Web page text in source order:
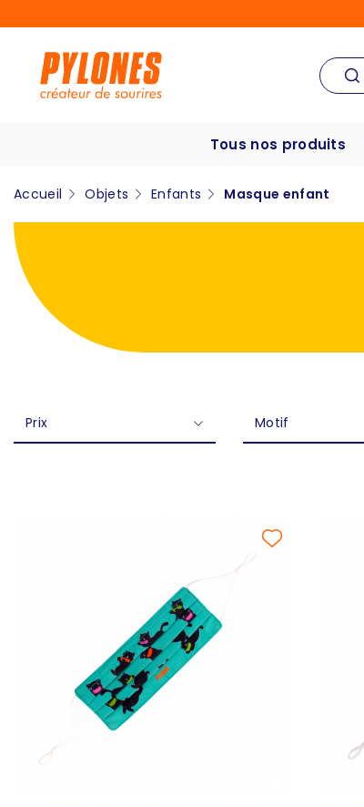
Tous nos produits
Accueil Objets Enfants Masque enfant
Prix Motif